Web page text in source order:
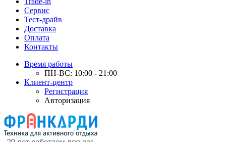
Сервис
Тест-драйв
Доставка
Оплата
Контакты
Время работы
ПН-ВС: 10:00 - 21:00
Клиент-центр
Регистрация
Авторизация